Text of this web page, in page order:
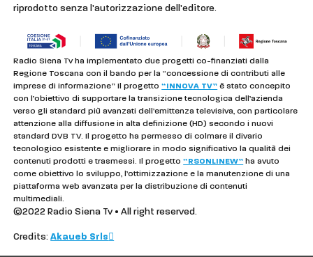
riprodotto senza l'autorizzazione dell'editore.
Radio Siena Tv ha implementato due progetti co-finanziati dalla
Regione Toscana con il bando per la “concessione di contributi alle
imprese di informazione” Il progetto“INNOVA TV” è stato concepito
con l’obiettivo di supportare la transizione tecnologica dell’azienda
verso gli standard più avanzati dell’emittenza televisiva, con particolare
attenzione alla diffusione in alta definizione (HD) secondo i nuovi
standard DVB TV. Il progetto ha permesso di colmare il divario
tecnologico esistente e migliorare in modo significativo la qualità dei
contenuti prodotti e trasmessi. Il progetto“RSONLINEW” ha avuto
come obiettivo lo sviluppo, l’ottimizzazione e la manutenzione di una
piattaforma web avanzata per la distribuzione di contenuti
multimediali.
©2022 Radio Siena Tv • All right reserved.
Credits:Akaueb Srls